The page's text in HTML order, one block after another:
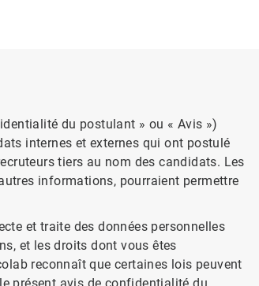
du postulant » ou « Avis »)
internes et externes qui ont postulé
tiers au nom des candidats. Les
informations, pourraient permettre
et traite des données personnelles
et les droits dont vous êtes
reconnaît que certaines lois peuvent